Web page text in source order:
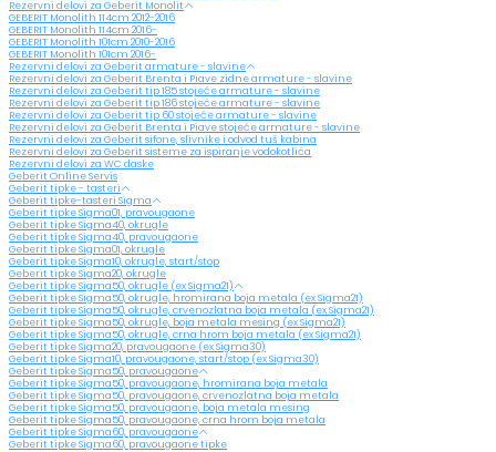
Rezervni delovi za Geberit Monolit
GEBERIT Monolith 114cm 2012-2016
GEBERIT Monolith 114cm 2016-
GEBERIT Monolith 101cm 2010-2016
GEBERIT Monolith 101cm 2016-
Rezervni delovi za Geberit armature - slavine
Rezervni delovi za Geberit Brenta i Piave zidne armature - slavine
Rezervni delovi za Geberit tip 185 stojeće armature - slavine
Rezervni delovi za Geberit tip 186 stojeće armature - slavine
Rezervni delovi za Geberit tip 60 stojeće armature - slavine
Rezervni delovi za Geberit Brenta i Piave stojeće armature - slavine
Rezervni delovi za Geberit sifone, slivnike i odvod tuš kabina
Rezervni delovi za Geberit sisteme za ispiranje vodokotlića
Rezervni delovi za WC daske
Geberit Online Servis
Geberit tipke - tasteri
Geberit tipke-tasteri Sigma
Geberit tipke Sigma01, pravougaone
Geberit tipke Sigma40, okrugle
Geberit tipke Sigma40, pravougaone
Geberit tipke Sigma01, okrugle
Geberit tipke Sigma10, okrugle, start/stop
Geberit tipke Sigma20, okrugle
Geberit tipke Sigma50, okrugle (ex Sigma21)
Geberit tipke Sigma50, okrugle, hromirana boja metala (ex Sigma21)
Geberit tipke Sigma50, okrugle, crvenozlatna boja metala (ex Sigma21)
Geberit tipke Sigma50, okrugle, boja metala mesing (ex Sigma21)
Geberit tipke Sigma50, okrugle, crna hrom boja metala (ex Sigma21)
Geberit tipke Sigma20, pravougaone (ex Sigma30)
Geberit tipke Sigma10, pravougaone, start/stop (ex Sigma30)
Geberit tipke Sigma50, pravougaone
Geberit tipke Sigma50, pravougaone, hromirana boja metala
Geberit tipke Sigma50, pravougaone, crvenozlatna boja metala
Geberit tipke Sigma50, pravougaone, boja metala mesing
Geberit tipke Sigma50, pravougaone, crna hrom boja metala
Geberit tipke Sigma60, pravougaone
Geberit tipke Sigma60, pravougaone tipke